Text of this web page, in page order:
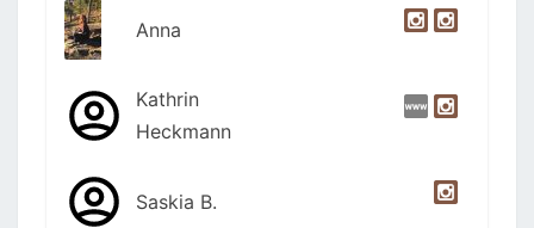
Anna
Kathrin
Heckmann
Saskia B.